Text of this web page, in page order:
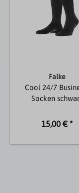
Falke
Cool 24/7
Socken
15,00 € *